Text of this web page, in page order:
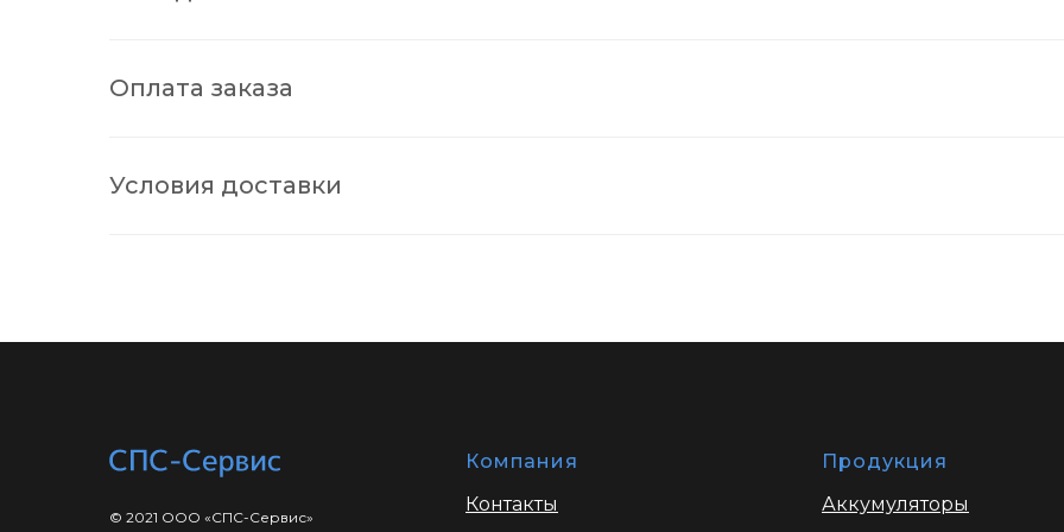
Оплата заказа
Условия доставки
© 2021 ООО «СПС-Сервис»
Компания
Контакты
Продукция
Аккумуляторы